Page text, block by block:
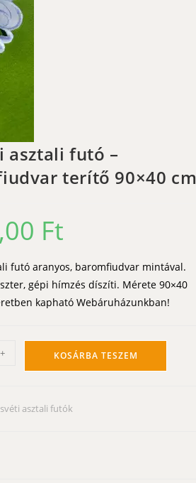
asztali futó –
terítő 90×40 cm
Ft
futó aranyos, baromfiudvar mintával.
gépi hímzés díszíti. Mérete 90×40
kapható Webáruházunkban!
+ KOSÁRBA TESZEM
asztali futók